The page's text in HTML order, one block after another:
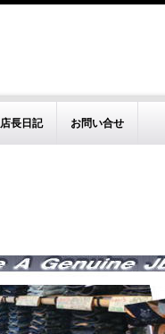
店長日記 お問い合せ